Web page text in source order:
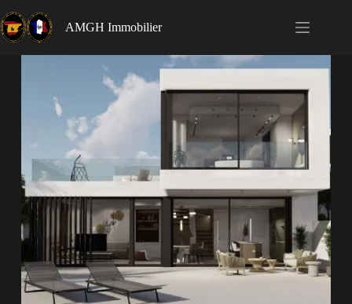
AMGH Immobilier